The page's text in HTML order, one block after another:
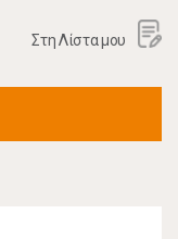
Στη Λίστα μου